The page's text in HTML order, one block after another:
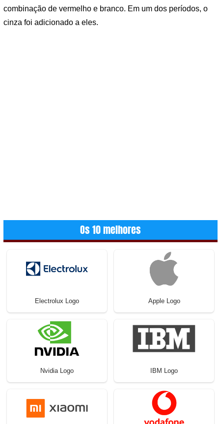
combinação de vermelho e branco. Em um dos períodos, o
cinza foi adicionado a eles.
Os 10 melhores
Electrolux Logo Apple Logo
Nvidia Logo IBM Logo